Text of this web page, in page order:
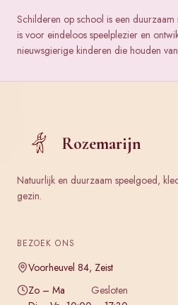
Schilderen op school is een
is voor eindeloos speelplezier en
nieuwsgierige kinderen die houden
Rozemarijn
Natuurlijk en duurzaam speelgoed,
gezin.
BEZOEK ONS
Voorheuvel 84, Zeist
Zo – Ma
Gesloten